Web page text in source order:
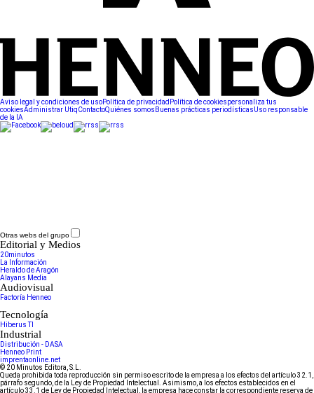
Aviso legal y condiciones de usoPolítica de privacidad Política de cookiespersonaliza tus
cookiesAdministrar UtiqContactoQuiénes somos Buenas prácticas periodísticasUso responsable
de la IA
Otras webs del grupo
Editorial y Medios
20minutos
La Información
Heraldo de Aragón
Alayans Media
Audiovisual
Factoría Henneo
Tecnología
Hiberus TI
Industrial
Distribución - DASA
Henneo Print
imprentaonline.net
© 20 Minutos Editora, S.L.
Queda prohibida toda reproducción sin permiso escrito de la empresa a los efectos del artículo 32.1,
párrafo segundo, de la Ley de Propiedad Intelectual. Asimismo, a los efectos establecidos en el
artículo 33.1 de Ley de Propiedad Intelectual, la empresa hace constar la correspondiente reserva de